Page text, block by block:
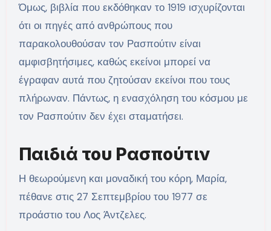
Όμως, βιβλία που εκδόθηκαν το 1919 ισχυρίζονται
ότι οι πηγές από ανθρώπους που
παρακολουθούσαν τον Ρασπούτιν είναι
αμφισβητήσιμες, καθώς εκείνοι μπορεί να
έγραφαν αυτά που ζητούσαν εκείνοι που τους
πλήρωναν. Πάντως, η ενασχόληση του κόσμου με
τον Ρασπούτιν δεν έχει σταματήσει.
Παιδιά του Ρασπούτιν
Η θεωρούμενη και μοναδική του κόρη, Μαρία,
πέθανε στις 27 Σεπτεμβρίου του 1977 σε
προάστιο του Λος Άντζελες.